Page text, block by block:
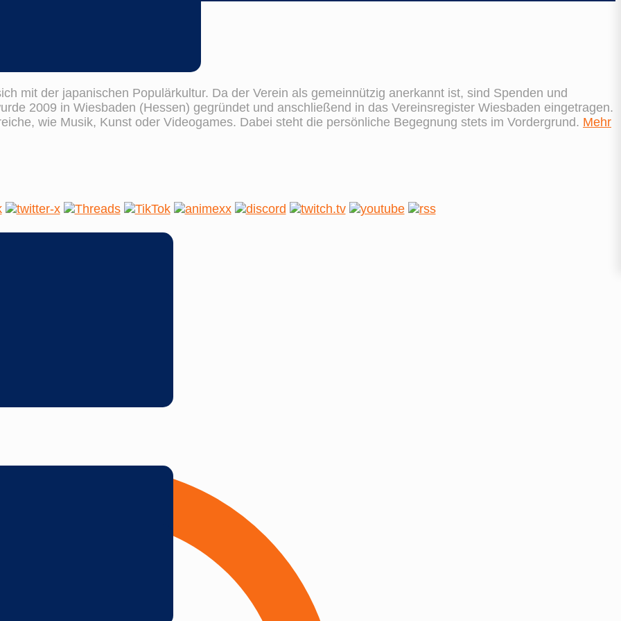
mit der japanischen Populärkultur. Da der Verein als gemeinnützig anerkannt ist, sind Spenden und
2009 in Wiesbaden (Hessen) gegründet und anschließend in das Vereinsregister Wiesbaden eingetragen.
wie Musik, Kunst oder Videogames. Dabei steht die persönliche Begegnung stets im Vordergrund. Mehr